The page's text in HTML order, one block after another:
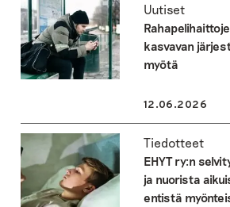
Uutiset
kasvavan
myötä
12.06.2026
Tiedotteet
EHYT ry:n
ja nuorista
entistä